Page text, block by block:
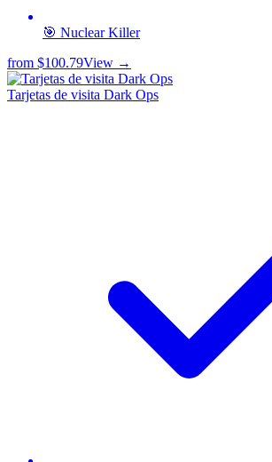
🎯 Nuclear Killer
from $100.79View →
Tarjetas de visita Dark Ops